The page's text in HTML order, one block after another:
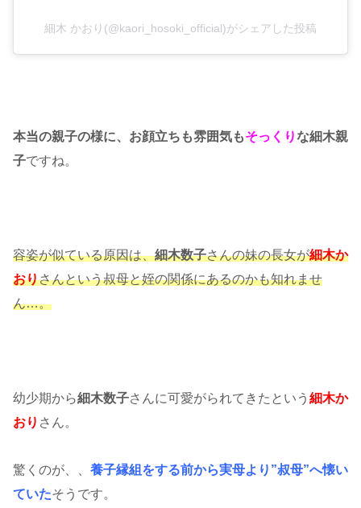
細木 かおり(@kaori_hosoki_official)がシェアした投稿
本当の親子の様に、お顔立ちも雰囲気もそっくりな細木親
子ですね。
容姿が似ている原因は、細木数子さんの妹の長女が細木か
おりさんという叔母と姪の関係にあるのかも知れませ
ん…。
幼少期から細木数子さんに可愛がられてきたという 細木か
おり さん。
驚くのが、、 養子縁組をする前から実母より”叔母”へ懐い
ていたそうです。